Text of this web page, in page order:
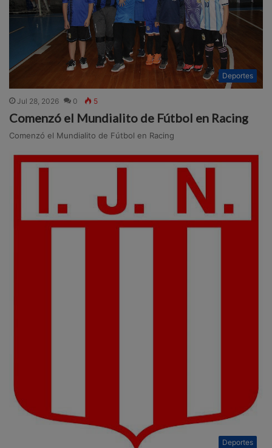
Deportes
Jul 28, 2026 0 5
Comenzó el Mundialito de Fútbol en Racing
Comenzó el Mundialito de Fútbol en Racing
Deportes